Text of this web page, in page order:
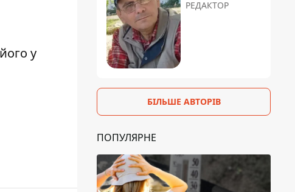
у
РЕДАКТОР
БІЛЬШЕ АВТОРІВ
ПОПУЛЯРНЕ